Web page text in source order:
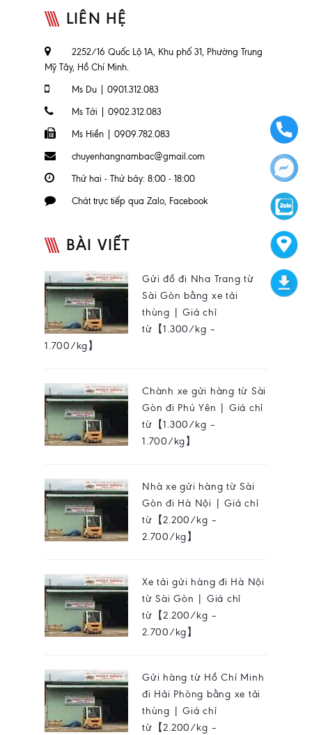
LIÊN HỆ
2252/16 Quốc Lộ 1A, Khu phố 31, Phường Trung
Mỹ Tây, Hồ Chí Minh.
Ms Du | 0901.312.083
Ms Tới | 0902.312.083
Ms Hiền | 0909.782.083
chuyenhangnambac@gmail.com
Thứ hai - Thứ bảy: 8:00 - 18:00
Chát trực tiếp qua Zalo, Facebook
BÀI VIẾT
Gửi đồ đi Nha Trang từ
Sài Gòn bằng xe tải
thùng | Giá chỉ
từ【1.300/kg –
1.700/kg】
Chành xe gửi hàng từ Sài
Gòn đi Phú Yên | Giá chỉ
từ【1.300/kg –
1.700/kg】
Nhà xe gửi hàng từ Sài
Gòn đi Hà Nội | Giá chỉ
từ【2.200/kg –
2.700/kg】
Xe tải gửi hàng đi Hà Nội
từ Sài Gòn | Giá chỉ
từ【2.200/kg –
2.700/kg】
Gửi hàng từ Hồ Chí Minh
đi Hải Phòng bằng xe tải
thùng | Giá chỉ
từ【2.200/kg –